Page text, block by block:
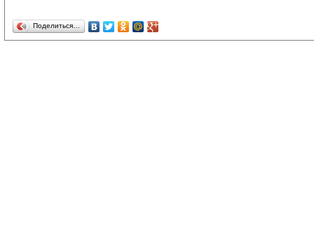
Поделиться…